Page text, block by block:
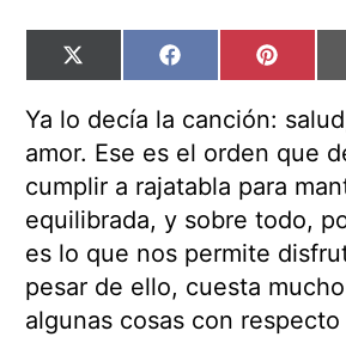
Compartir
en
X
(Twitter)
Compartir
en
Facebook
en
Pinterest
Ya lo decía la canción:
amor. Ese es el orden que
cumplir a rajatabla para
equilibrada, y sobre todo,
es lo que nos permite
pesar de ello, cuesta
algunas cosas con respecto